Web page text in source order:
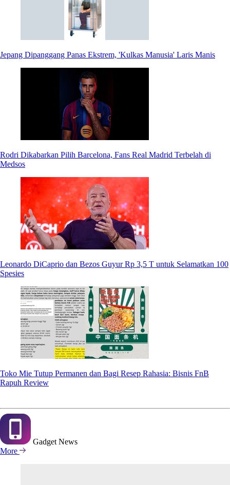
Jepang Dipanggang Panas Ekstrem, 'Kulkas Manusia' Laris Manis
Rodri Dikabarkan Pilih Barcelona, Fans Real Madrid Terbelah di
Medsos
Leonardo DiCaprio dan Bezos Guyur Rp 3,5 T untuk Selamatkan 100
Spesies
Toko Mie Tutup Permanen dan Bagi Resep Rahasia: Bisnis FnB
Rapuh Review
Gadget News
More